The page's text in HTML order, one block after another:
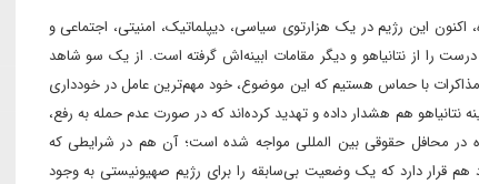
در غزه، اکنون این رژیم در یک هزارتوی سیاسی، دیپلماتیک، امنیتی، اجتماعی و
را از نتانیاهو و دیگر مقامات ابینه‌اش گرفته است. از یک سو شاهد
مذاکرات با حماس هستیم که این موضوع، خود مهم‌ترین عامل در خودداری
هم هشدار داده‌ و تهدید کرده‌اند که در صورت عدم حمله به رفع،
در محافل حقوقی بین المللی مواجه شده است؛ آن هم در شرایطی که
قرار دارد که یک وضعیت بی‌سابقه را برای رژیم صهیونیستی به وجود